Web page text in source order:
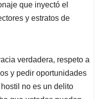
que inyectó el
y estratos de
verdadera, respeto a
y pedir oportunidades
no es un delito